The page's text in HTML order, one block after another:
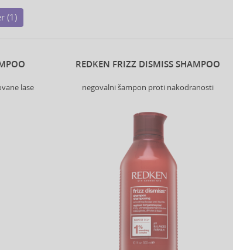
(1)
lase
REDKEN FRIZZ DISMISS SHAMPOO
negovalni šampon proti nakodranosti